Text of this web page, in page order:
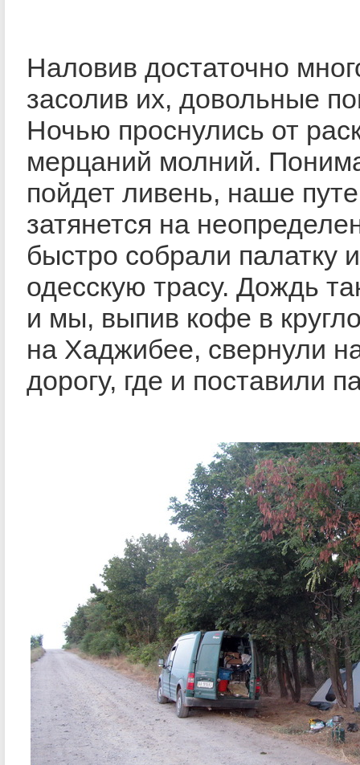
Наловив достаточно
засолив их, довольные
Ночью проснулись от
мерцаний молний.
пойдет ливень, наше
затянется на
быстро собрали палатку
одесскую трасу. Дождь
и мы, выпив кофе в
на Хаджибее, свернули
дорогу, где и поставили